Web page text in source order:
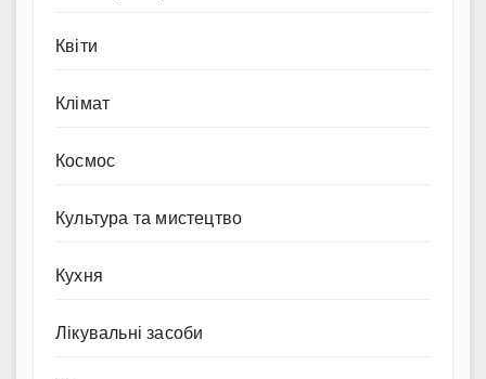
Квіти
Клімат
Космос
Культура та мистецтво
Кухня
Лікувальні засоби